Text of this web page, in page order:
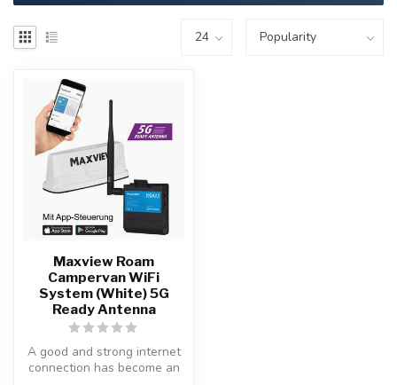
Maxview Roam
Campervan WiFi
System (White) 5G
Ready Antenna
A good and strong internet
connection has become an